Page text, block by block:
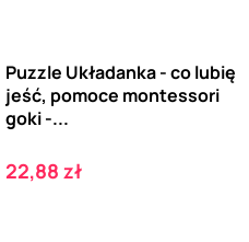
Puzzle Układanka - co lubię
jeść, pomoce montessori
goki -...
Cena
22,88 zł